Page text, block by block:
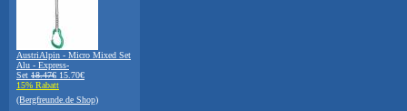
AustriAlpin - Micro Mixed Set
Alu - Express-
Set 18.47€ 15.70€
15% Rabatt
(Bergfreunde.de Shop)